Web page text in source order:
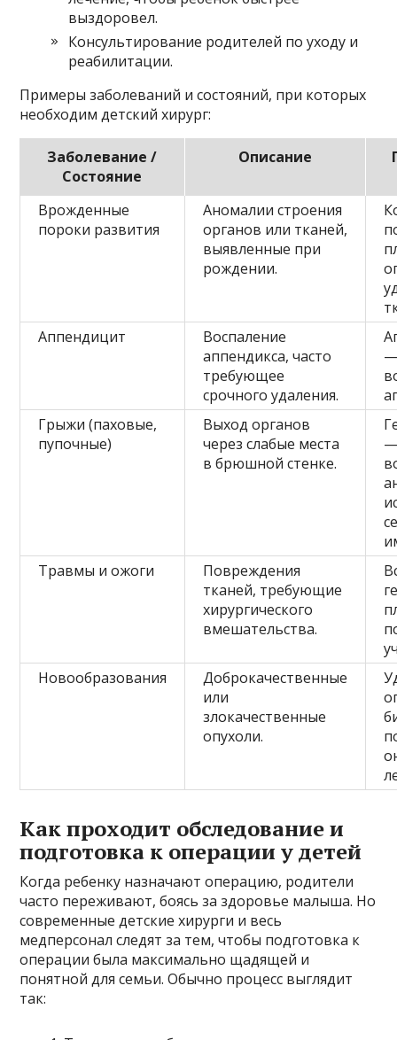
выздоровел.
Консультирование родителей по уходу и
реабилитации.
Примеры заболеваний и состояний, при которых
необходим детский хирург:
Заболевание /
Состояние
Описание
Врожденные
пороки развития
Аномалии строения
органов или тканей,
выявленные при
рождении.
Аппендицит
Воспаление
аппендикса, часто
требующее
срочного удаления.
—
Грыжи (паховые,
пупочные)
Выход органов
через слабые места
в брюшной стенке.
Травмы и ожоги
Повреждения
тканей, требующие
хирургического
вмешательства.
Новообразования
Доброкачественные
или
злокачественные
опухоли.
Как проходит обследование и
подготовка к операции у детей
Когда ребенку назначают операцию, родители
часто переживают, боясь за здоровье малыша. Но
современные детские хирурги и весь
медперсонал следят за тем, чтобы подготовка к
операции была максимально щадящей и
понятной для семьи. Обычно процесс выглядит
так: